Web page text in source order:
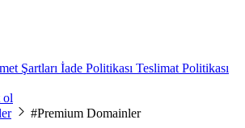
Şartları İade Politikası Teslimat Politikası
ol
#Premium Domainler